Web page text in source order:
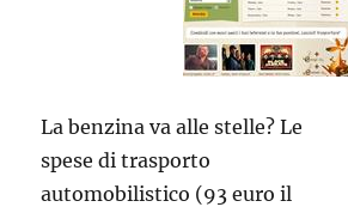
La benzina va alle stelle? Le
spese di trasporto
automobilistico (93 euro il